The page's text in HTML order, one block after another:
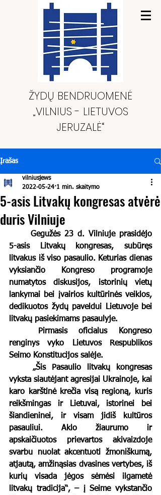
ŽYDŲ BENDRUOMENĖ
„VILNIUS - LIETUVOS
JERUZALĖ“
Įrašas
5-asis Litvakų kongresas atvėrė
duris Vilniuje
vilniusjews
2022-05-24 1 min. skaitymo
5-asis Litvakų kongresas, subūręs
litvakus iš viso pasaulio. Keturias dienas
vyksiančio Kongreso programoje
numatytos diskusijos, istorinių vietų
lankymai bei įvairios kultūrinės veiklos,
dedikuotos žydų paveldui Lietuvoje bei
litvakų pasiekimams pasaulyje.
renginys vyko Lietuvos Respublikos
Seimo Konstitucijos salėje.
vyksta siautėjant agresijai Ukrainoje, kai
karo karštinė krečia visą regioną, kuris
reikšmingas ir Lietuvai, istorinei bei
šiandieninei, ir visam jidiš kultūros
pasauliui. Aklo žiaurumo ir
apskaičiuotos prievartos akivaizdoje
svarbu nuolat akcentuoti žmoniškumą,
atjautą, amžinąsias dvasines vertybes, iš
kurių visada jėgos sėmėsi ilgametė
litvakų tradicija“, – į Seime vykstančio